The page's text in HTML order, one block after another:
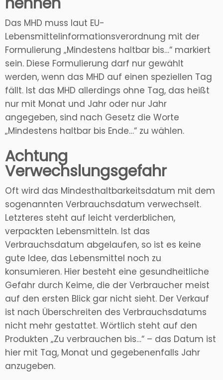
Das MHD muss laut EU-
Lebensmittelinformationsverordnung mit der
Formulierung „Mindestens haltbar bis…“ markiert
sein. Diese Formulierung darf nur gewählt
werden, wenn das MHD auf einen speziellen Tag
fällt. Ist das MHD allerdings ohne Tag, das heißt
nur mit Monat und Jahr oder nur Jahr
angegeben, sind nach Gesetz die Worte
„Mindestens haltbar bis Ende…“ zu wählen.
Achtung
Verwechslungsgefahr
Oft wird das Mindesthaltbarkeitsdatum mit dem
sogenannten Verbrauchsdatum verwechselt.
Letzteres steht auf leicht verderblichen,
verpackten Lebensmitteln. Ist das
Verbrauchsdatum abgelaufen, so ist es keine
gute Idee, das Lebensmittel noch zu
konsumieren. Hier besteht eine gesundheitliche
Gefahr durch Keime, die der Verbraucher meist
auf den ersten Blick gar nicht sieht. Der Verkauf
ist nach Überschreiten des Verbrauchsdatums
nicht mehr gestattet. Wörtlich steht auf den
Produkten „Zu verbrauchen bis…“ – das Datum ist
hier mit Tag, Monat und gegebenenfalls Jahr
anzugeben.